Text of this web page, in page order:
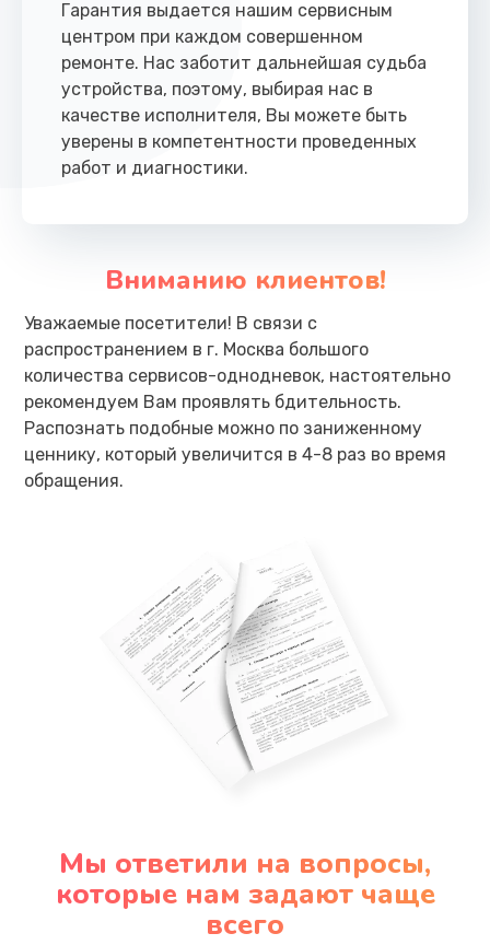
Гарантия выдается нашим сервисным
центром при каждом совершенном
ремонте. Нас заботит дальнейшая судьба
устройства, поэтому, выбирая нас в
качестве исполнителя, Вы можете быть
уверены в компетентности проведенных
работ и диагностики.
Вниманию клиентов!
Уважаемые посетители! В связи с
распространением в г. Москва большого
количества сервисов-однодневок, настоятельно
рекомендуем Вам проявлять бдительность.
Распознать подобные можно по заниженному
ценнику, который увеличится в 4-8 раз во время
обращения.
Мы ответили на вопросы,
которые нам задают чаще
всего